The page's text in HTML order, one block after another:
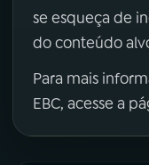
se esqueça de
do conteúdo
Para mais
EBC, acesse a